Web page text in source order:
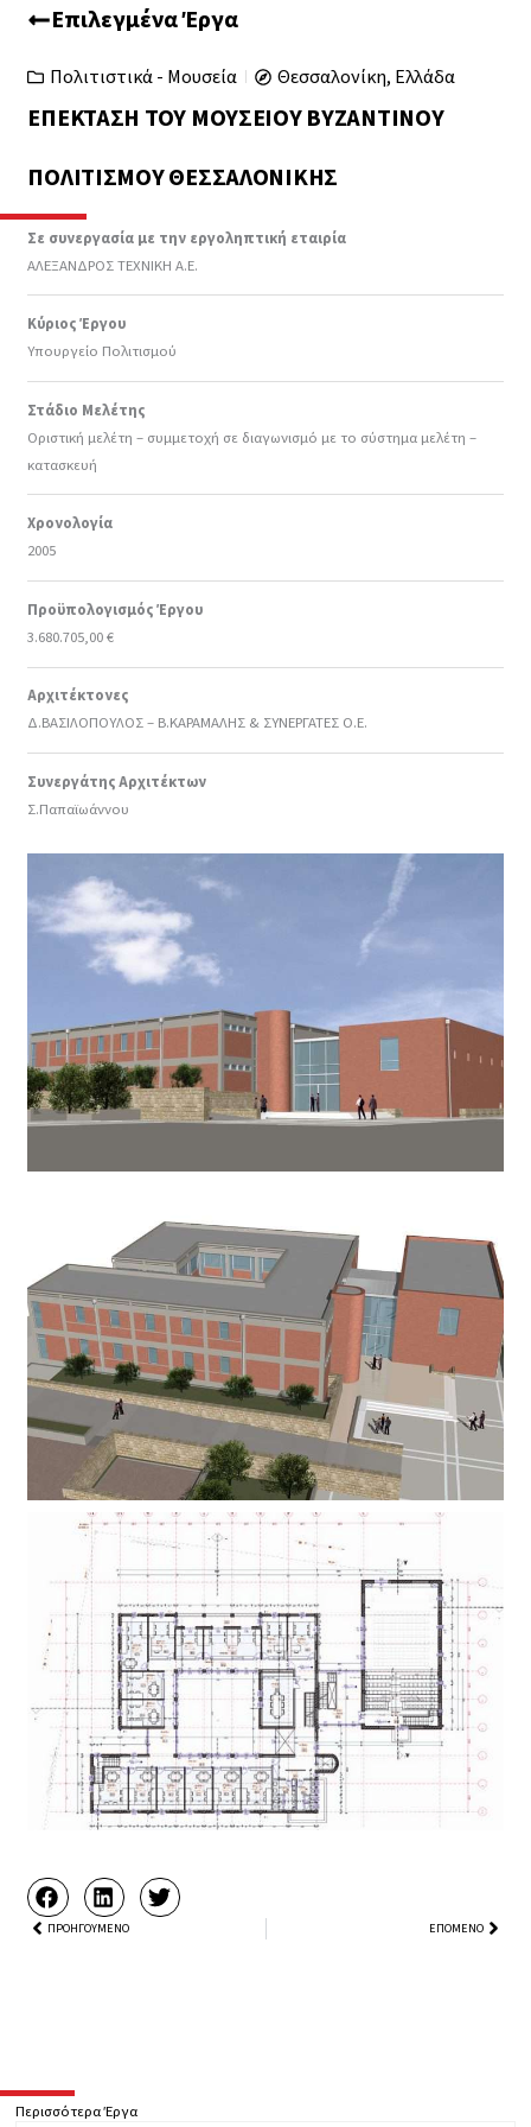
Επιλεγμένα Έργα
Πολιτιστικά - Μουσεία Θεσσαλονίκη, Ελλάδα
ΕΠΈΚΤΑΣΗ ΤΟΥ ΜΟΥΣΕΊΟΥ ΒΥΖΑΝΤΙΝΟΎ
ΠΟΛΙΤΙΣΜΟΎ ΘΕΣΣΑΛΟΝΊΚΗΣ
Σε συνεργασία με την εργοληπτική εταιρία
ΑΛΕΞΑΝΔΡΟΣ ΤΕΧΝΙΚΗ Α.Ε.
Κύριος Έργου
Υπουργείο Πολιτισμού
Στάδιο Μελέτης
Οριστική μελέτη – συμμετοχή σε διαγωνισμό με το σύστημα μελέτη –
κατασκευή
Χρονολογία
2005
Προϋπολογισμός Έργου
3.680.705,00 €
Αρχιτέκτονες
Δ.ΒΑΣΙΛΟΠΟΥΛΟΣ – Β.ΚΑΡΑΜΑΛΗΣ & ΣΥΝΕΡΓΑΤΕΣ Ο.Ε.
Συνεργάτης Αρχιτέκτων
Σ.Παπαϊωάννου
PrevΠΡΟΗΓΟΎΜΕΝΟ ΕΠΌΜΕΝΟNext
Περισσότερα Έργα